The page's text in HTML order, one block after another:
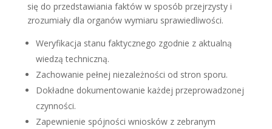
się do przedstawiania faktów w sposób przejrzysty i
zrozumiały dla organów wymiaru sprawiedliwości.
Weryfikacja stanu faktycznego zgodnie z aktualną
wiedzą techniczną.
Zachowanie pełnej niezależności od stron sporu.
Dokładne dokumentowanie każdej przeprowadzonej
czynności.
Zapewnienie spójności wniosków z zebranym